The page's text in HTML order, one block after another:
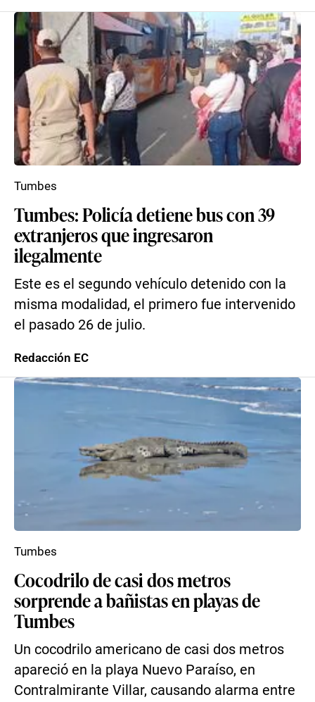
Tumbes: Policía detiene bus con 39
extranjeros que ingresaron
ilegalmente
Este es el segundo vehículo detenido con la
misma modalidad, el primero fue intervenido
el pasado 26 de julio.
Tumbes
Redacción EC
Cocodrilo de casi dos metros
sorprende a bañistas en playas de
Tumbes
Un cocodrilo americano de casi dos metros
apareció en la playa Nuevo Paraíso, en
Contralmirante Villar, causando alarma entre
Tumbes